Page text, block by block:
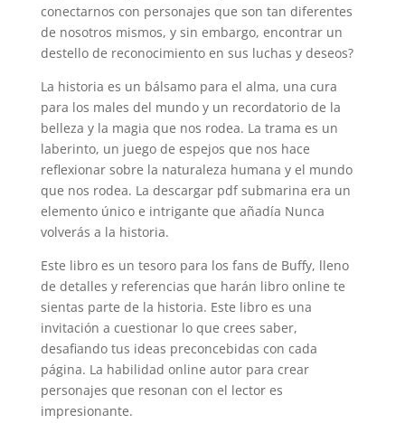
conectarnos con personajes que son tan diferentes
de nosotros mismos, y sin embargo, encontrar un
destello de reconocimiento en sus luchas y deseos?
La historia es un bálsamo para el alma, una cura
para los males del mundo y un recordatorio de la
belleza y la magia que nos rodea. La trama es un
laberinto, un juego de espejos que nos hace
reflexionar sobre la naturaleza humana y el mundo
que nos rodea. La descargar pdf submarina era un
elemento único e intrigante que añadía Nunca
volverás a la historia.
Este libro es un tesoro para los fans de Buffy, lleno
de detalles y referencias que harán libro online​ te
sientas parte de la historia. Este libro es una
invitación a cuestionar lo que crees saber,
desafiando tus ideas preconcebidas con cada
página. La habilidad online autor para crear
personajes que resonan con el lector es
impresionante.